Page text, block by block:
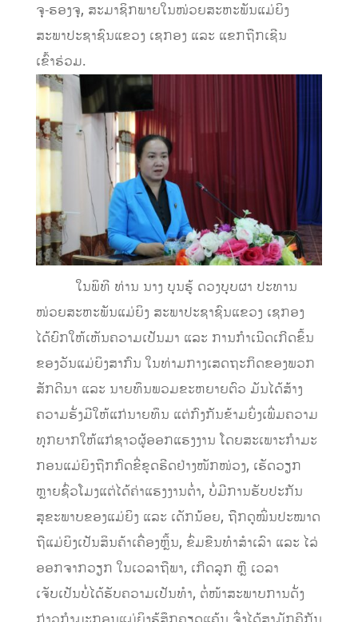
ຈຸ-ຮອງຈຸ, ສະມາຊິກພາຍໃນໜ່ວຍສະຫະພັນແມ່ຍິງ
ສະພາປະຊາຊົນແຂວງ ເຊກອງ ແລະ ແຂກຖືກເຊີນ
ເຂົ້າຮ່ວມ.
ໃນພິທີ ທ່ານ ນາງ ບຸນຮູ້ ດວງບຸບຜາ ປະທານ
ໜ່ວຍສະຫະພັນແມ່ຍິງ ສະພາປະຊາຊົນແຂວງ ເຊກອງ
ໄດ້ຍົກໃຫ້ເຫັນຄວາມເປັນມາ ແລະ ການກຳເນີດເກີດຂຶ້ນ
ຂອງວັນແມ່ຍິງສາກົນ ໃນທ່າມກາງເສດຖະກິດຂອງພວກ
ສັກດີນາ ແລະ ນາຍທຶນພວມຂະຫຍາຍຕົວ ມັນໄດ້ສ້າງ
ຄວາມຮັ່ງມີໃຫ້ແກ່ນາຍທຶນ ແຕ່ກົງກັນຂ້າມຍິ່ງເພີ່ມຄວາມ
ທຸກຍາກໃຫ້ແກ່ຊາວຜູ້ອອກແຮງງານ ໂດຍສະເພາະກໍາມະ
ກອນແມ່ຍິງຖືກກົດຂີ່ຂູດຮີດຢ່າງໜັກໜ່ວງ, ເຮັດວຽກ
ຫຼາຍຊົ່ວໂມງແຕ່ໄດ້ຄ່າແຮງງານຕໍ່າ, ບໍ່ມີການຮັບປະກັນ
ສຸຂະພາບຂອງແມ່ຍິງ ແລະ ເດັກນ້ອຍ, ຖືກດູໝິ່ນປະໝາດ
ຖືແມ່ຍິງເປັນສິນຄ້າເຄື່ອງຫຼິ້ນ, ຂົ່ມຂືນທຳສຳເລົາ ແລະ ໄລ່
ອອກຈາກວຽກ ໃນເວລາຖືພາ, ເກີດລູກ ຫຼື ເວລາ
ເຈັບເປັນບໍ່ໄດ້ຮັບຄວາມເປັນທໍາ, ຕໍ່ໜ້າສະພາບການດັ່ງ